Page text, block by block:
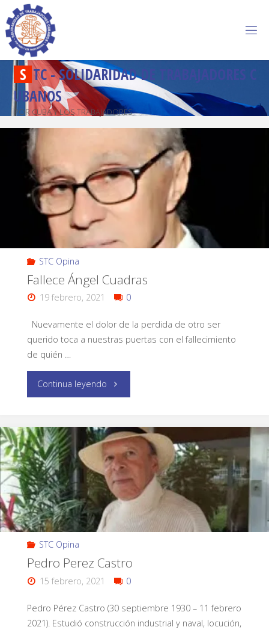
S TC-SOLIDARIDADD R A BAJADORES C
U BANOS
POR CUBA Y LOS TRABAJADORES
STC Opina
Fallece Ángel Cuadras
19 febrero, 2021 0
Nuevamente el dolor de la perdida de otro ser
querido toca a nuestras puertas con el fallecimiento
de quién …
Continua leyendo
STC Opina
Pedro Perez Castro
15 febrero, 2021 0
Pedro Pérez Castro (30 septiembre 1930 – 11 febrero
2021). Estudió construcción industrial y naval, locución,